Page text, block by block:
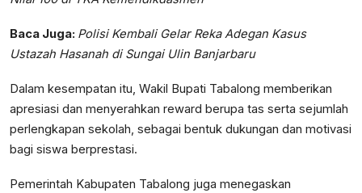
Baca Juga: Polisi Kembali Gelar Reka Adegan Kasus
Ustazah Hasanah di Sungai Ulin Banjarbaru
Dalam kesempatan itu, Wakil Bupati Tabalong memberikan
apresiasi dan menyerahkan reward berupa tas serta sejumlah
perlengkapan sekolah, sebagai bentuk dukungan dan motivasi
bagi siswa berprestasi.
Pemerintah Kabupaten Tabalong juga menegaskan